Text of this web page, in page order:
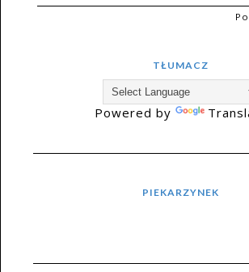
TŁUMACZ
Powered by
PIEKARZYNEK